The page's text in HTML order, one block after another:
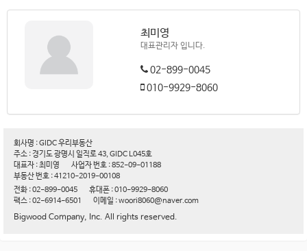
최미영
대표관리자 입니다.
02-899-0045
010-9929-8060
회사명 : GIDC 우리부동산
주소 : 경기도 광명시 일직로 43, GIDC L045호
대표자 : 최미영
사업자 번호 : 852-09-01188
부동산 번호 : 41210-2019-00108
전화 : 02-899-0045
휴대폰 : 010-9929-8060
팩스 : 02-6914-6501
이메일 : woori8060@naver.com
Bigwood Company, Inc. All rights reserved.